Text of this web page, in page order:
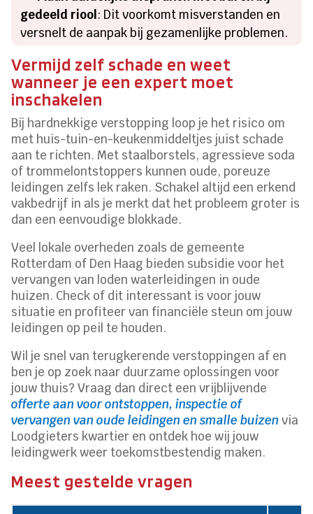
gedeeld riool : Dit voorkomt misverstanden en
versnelt de aanpak bij gezamenlijke problemen.
Vermijd zelf schade en weet
wanneer je een expert moet
inschakelen
Bij hardnekkige verstopping loop je het risico om
met huis-tuin-en-keukenmiddeltjes juist schade
aan te richten. Met staalborstels, agressieve soda
of trommelontstoppers kunnen oude, poreuze
leidingen zelfs lek raken. Schakel altijd een erkend
vakbedrijf in als je merkt dat het probleem groter is
dan een eenvoudige blokkade.
Veel lokale overheden zoals de gemeente
Rotterdam of Den Haag bieden subsidie voor het
vervangen van loden waterleidingen in oude
huizen. Check of dit interessant is voor jouw
situatie en profiteer van financiële steun om jouw
leidingen op peil te houden.
Wil je snel van terugkerende verstoppingen af en
ben je op zoek naar duurzame oplossingen voor
jouw thuis? Vraag dan direct een vrijblijvende
offerte aan voor ontstoppen, inspectie of
vervangen van oude leidingen en smalle buizen via
Loodgieters kwartier en ontdek hoe wij jouw
leidingwerk weer toekomstbestendig maken.
Meest gestelde vragen